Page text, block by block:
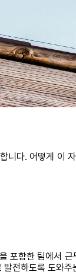
다. 어떻게 이
함한 팀에서
전하도록 도와주